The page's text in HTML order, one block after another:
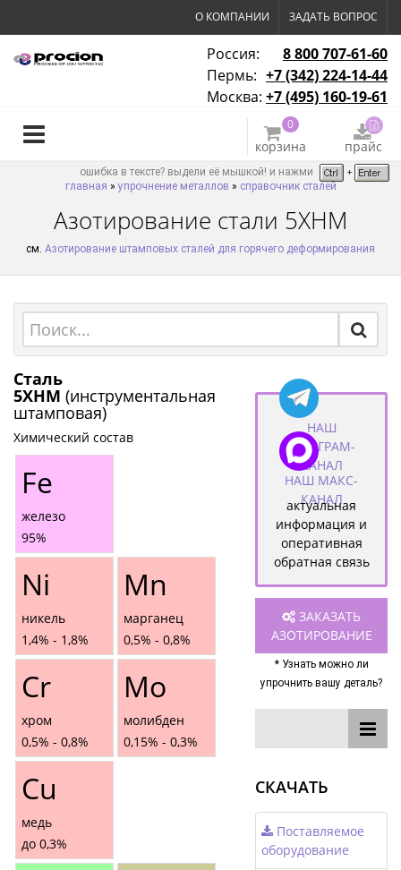
О КОМПАНИИ ЗАДАТЬ ВОПРОС
Россия:
8 800 707-61-60
Пермь: +7 (342) 224-14-44
Москва: +7 (495) 160-19-61
0
корзина прайс
ошибка в тексте? выдели её мышкой! и нажми
главная »упрочнение металлов » справочник сталей
Азотирование стали 5ХНМ
см. Азотирование штамповых сталей для горячего деформирования
Сталь
5ХНМ (инструментальная
штамповая)
Химический состав
Fe
железо
95%
Ni
никель
1,4% - 1,8%
Mn
марганец
0,5% - 0,8%
Cr
хром
0,5% - 0,8%
Mo
молибден
0,15% - 0,3%
Сu
медь
до 0,3%
НАШ
ТЕЛЕГРАМ-
КАНАЛ
НАШ МАКС-
КАНАЛ
актуальная
информация и
оперативная
обратная связь
ЗАКАЗАТЬ
АЗОТИРОВАНИЕ
* Узнать можно ли
упрочнить вашу деталь?
СКАЧАТЬ
Поставляемое
оборудование